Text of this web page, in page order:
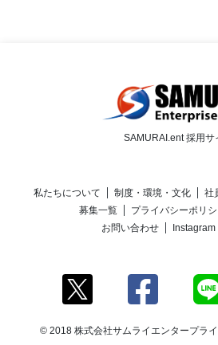
SAMURAI.ent 採用サ
私たちについて 制度・環境・文化 社
募集一覧
プライバシーポリ
お問い合わせ
Instagram
© 2018 株式会社サムライエンタープラ